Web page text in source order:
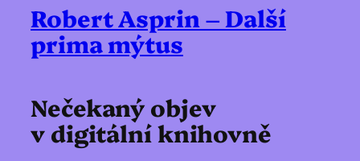
Robert Asprin – Další
prima mýtus
Nečekaný objev
v digitální knihovně